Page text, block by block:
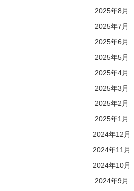
2025年8月
2025年7月
2025年6月
2025年5月
2025年4月
2025年3月
2025年2月
2025年1月
2024年12月
2024年11月
2024年10月
2024年9月